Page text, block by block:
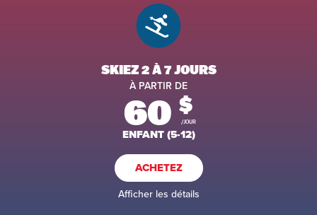
SKIEZ 2 À 7 JOURS
À PARTIR DE
60 $
/JOUR
ENFANT (5-12)
ACHETEZ
Afficher les détails